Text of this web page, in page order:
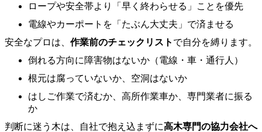
ロープや安全帯より「早く終わらせる」ことを優先
電線やカーポートを「たぶん大丈夫」で済ませる
安全なプロは、 作業前のチェックリスト で自分を縛ります。
倒れる方向に障害物はないか（電線・車・通行人）
根元は腐っていないか、空洞はないか
はしご作業で済むか、高所作業車か、専門業者に振る
か
判断に迷う木は、自社で抱え込まずに高木専門の協力会社へ